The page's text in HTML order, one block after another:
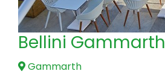
Bellini Gammarth
Gammarth